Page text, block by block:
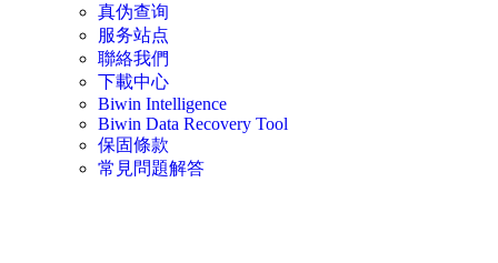
真伪查询
服务站点
聯絡我們
下載中心
Biwin Intelligence
Biwin Data Recovery Tool
保固條款
常見問題解答